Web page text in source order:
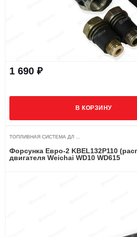
1 690 ₽
В КОРЗИНУ
ТОПЛИВНАЯ СИСТЕМА ДЛ ...
Форсунка Евро-2 KBEL132P110
двигателя Weichai WD10 WD615